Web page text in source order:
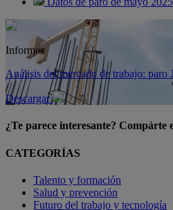
Informes
Análisis del mercado de trabajo: paro
Descargar
¿Te parece interesante? Compárte
CATEGORÍAS
Talento y formación
Salud y prevención
Futuro del trabajo y tecnología